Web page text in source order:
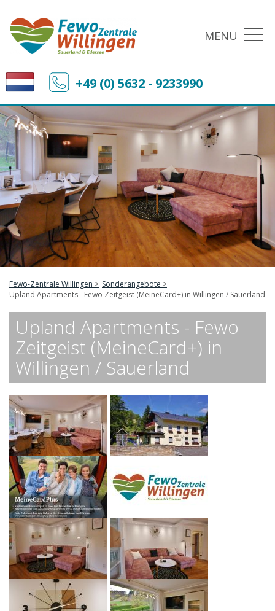
MENU
+49 (0) 5632 - 9233990
Fewo-Zentrale Willingen
Sonderangebote
Upland Apartments - Fewo Zeitgeist (MeineCard+) in Willingen / Sauerland
Upland Apartments - Fewo
Zeitgeist (MeineCard+) in
Willingen / Sauerland